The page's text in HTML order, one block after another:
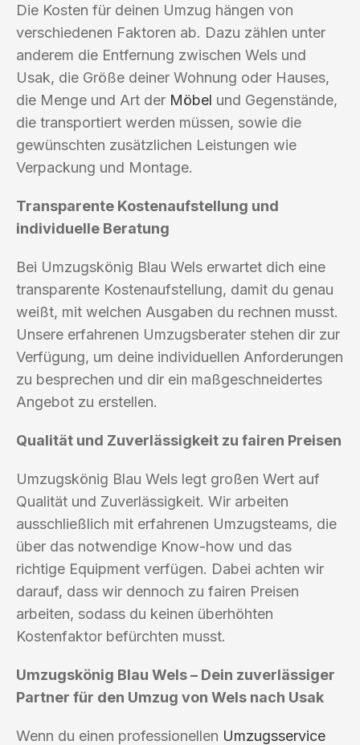
Die Kosten für deinen Umzug hängen von
verschiedenen Faktoren ab. Dazu zählen unter
anderem die Entfernung zwischen Wels und
Usak, die Größe deiner Wohnung oder Hauses,
die Menge und Art der Möbel und Gegenstände,
die transportiert werden müssen, sowie die
gewünschten zusätzlichen Leistungen wie
Verpackung und Montage.
Transparente Kostenaufstellung und
individuelle Beratung
Bei Umzugskönig Blau Wels erwartet dich eine
transparente Kostenaufstellung, damit du genau
weißt, mit welchen Ausgaben du rechnen musst.
Unsere erfahrenen Umzugsberater stehen dir zur
Verfügung, um deine individuellen Anforderungen
zu besprechen und dir ein maßgeschneidertes
Angebot zu erstellen.
Qualität und Zuverlässigkeit zu fairen Preisen
Umzugskönig Blau Wels legt großen Wert auf
Qualität und Zuverlässigkeit. Wir arbeiten
ausschließlich mit erfahrenen Umzugsteams, die
über das notwendige Know-how und das
richtige Equipment verfügen. Dabei achten wir
darauf, dass wir dennoch zu fairen Preisen
arbeiten, sodass du keinen überhöhten
Kostenfaktor befürchten musst.
Umzugskönig Blau Wels – Dein zuverlässiger
Partner für den Umzug von Wels nach Usak
Wenn du einen professionellen Umzugsservice